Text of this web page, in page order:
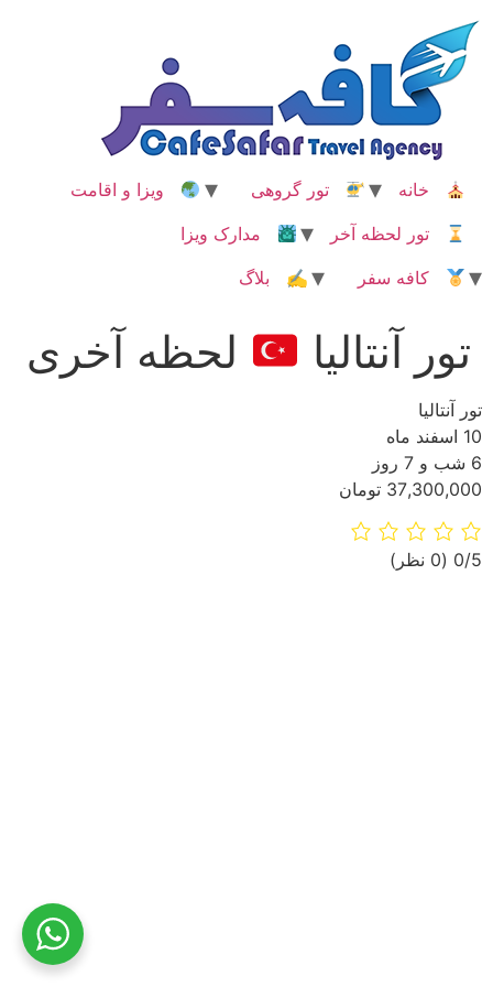
محتوا
خانه تور گروهی
ویزا و اقامت
تور لحظه آخر
مدارک ویزا
کافه سفر
✍ بلاگ
تور آنتالیا لحظه آخری
تور آنتالیا
10 اسفند ماه
6 شب و 7 روز
37,300,000 تومان
‫0/5 ‫(0 نظر)